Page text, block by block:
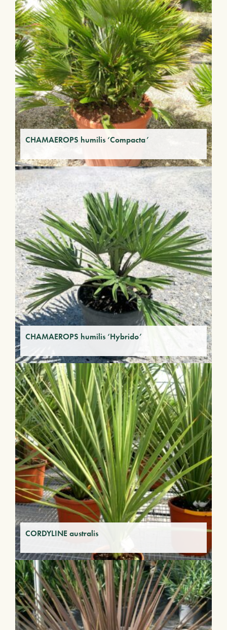
CHAMAEROPS humilis ‘Compacta’
CHAMAEROPS humilis ‘Hybrido’
CORDYLINE australis